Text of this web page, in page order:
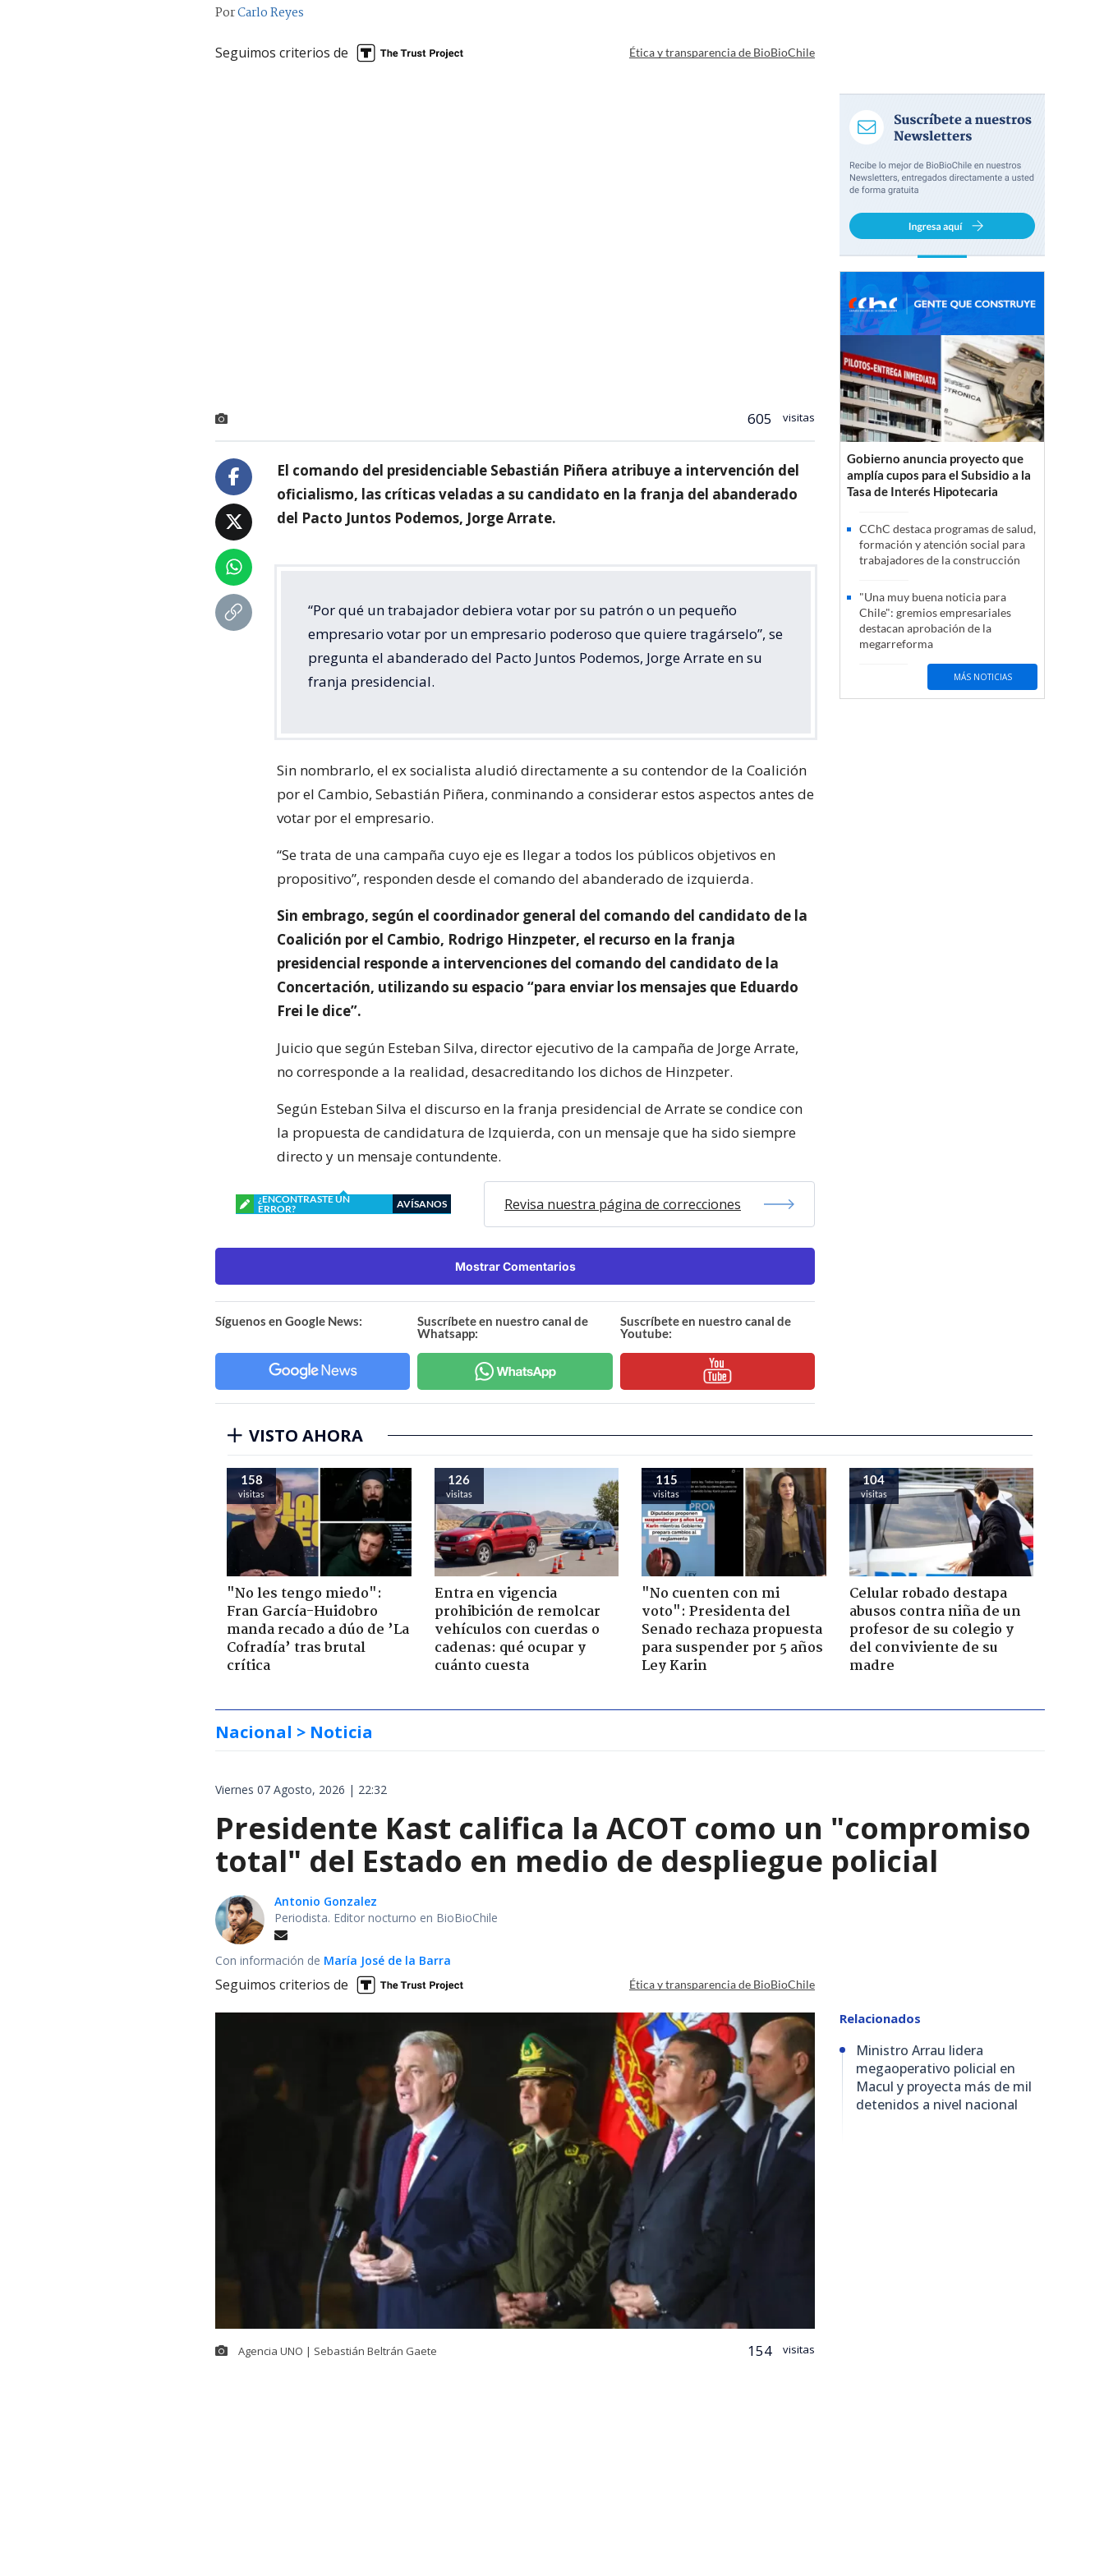
PorCarlo Reyes
Seguimos criterios de Ética y transparencia de BioBioChile
605 visitas
El comando del presidenciable Sebastián Piñera atribuye a intervención del
oficialismo, las críticas veladas a su candidato en la franja del abanderado
del Pacto Juntos Podemos, Jorge Arrate.
“Por qué un trabajador debiera votar por su patrón o un pequeño
empresario votar por un empresario poderoso que quiere tragárselo”, se
pregunta el abanderado del Pacto Juntos Podemos, Jorge Arrate en su
franja presidencial.
Sin nombrarlo, el ex socialista aludió directamente a su contendor de la Coalición
por el Cambio, Sebastián Piñera, conminando a considerar estos aspectos antes de
votar por el empresario.
“Se trata de una campaña cuyo eje es llegar a todos los públicos objetivos en
propositivo”, responden desde el comando del abanderado de izquierda.
Sin embrago, según el coordinador general del comando del candidato de la
Coalición por el Cambio, Rodrigo Hinzpeter, el recurso en la franja
presidencial responde a intervenciones del comando del candidato de la
Concertación, utilizando su espacio “para enviar los mensajes que Eduardo
Frei le dice”.
Juicio que según Esteban Silva, director ejecutivo de la campaña de Jorge Arrate,
no corresponde a la realidad, desacreditando los dichos de Hinzpeter.
Según Esteban Silva el discurso en la franja presidencial de Arrate se condice con
la propuesta de candidatura de Izquierda, con un mensaje que ha sido siempre
directo y un mensaje contundente.
¿ENCONTRASTE UN
ERROR?
AVÍSANOS Revisa nuestra página de correcciones
Mostrar Comentarios
Síguenos en Google News:
Suscríbete en nuestro canal de
Whatsapp:
Suscríbete en nuestro canal de
Youtube:
Gobierno anuncia proyecto que
amplía cupos para el Subsidio a la
Tasa de Interés Hipotecaria
CChC destaca programas de salud,
formación y atención social para
trabajadores de la construcción
"Una muy buena noticia para
Chile": gremios empresariales
destacan aprobación de la
megarreforma
MÁS NOTICIAS
VISTO AHORA
158
visitas
"No les tengo miedo":
Fran García-Huidobro
manda recado a dúo de ’La
Cofradía’ tras brutal
crítica
126
visitas
Entra en vigencia
prohibición de remolcar
vehículos con cuerdas o
cadenas: qué ocupar y
cuánto cuesta
115
visitas
"No cuenten con mi
voto": Presidenta del
Senado rechaza propuesta
para suspender por 5 años
Ley Karin
104
visitas
Celular robado destapa
abusos contra niña de un
profesor de su colegio y
del conviviente de su
madre
Nacional > Noticia
Viernes 07 Agosto, 2026 | 22:32
Presidente Kast califica la ACOT como un "compromiso
total" del Estado en medio de despliegue policial
Antonio Gonzalez
Periodista. Editor nocturno en BioBioChile
Con información de María José de la Barra
Seguimos criterios de Ética y transparencia de BioBioChile
Agencia UNO | Sebastián Beltrán Gaete 154 visitas
Relacionados
Ministro Arrau lidera
megaoperativo policial en
Macul y proyecta más de mil
detenidos a nivel nacional